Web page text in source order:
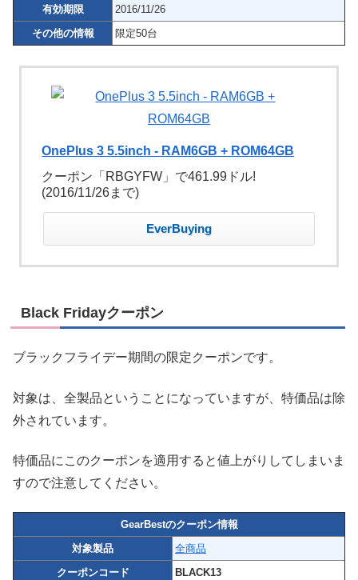
有効期限
2016/11/26
その他の情報
限定50台
OnePlus 3 5.5inch - RAM6GB + ROM64GB
クーポン「RBGYFW」で461.99ドル!
(2016/11/26まで)
EverBuying
Black Fridayクーポン
ブラックフライデー期間の限定クーポンです。
対象は、全製品ということになっていますが、特価品は除
外されています。
特価品にこのクーポンを適用すると値上がりしてしまいま
すので注意してください。
GearBestのクーポン情報
対象製品
全商品
クーポンコード
BLACK13